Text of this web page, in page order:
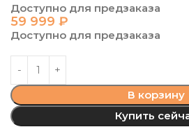
Доступно для предзаказа
59 999 ₽
Доступно для предзаказа
В корзину
Купить